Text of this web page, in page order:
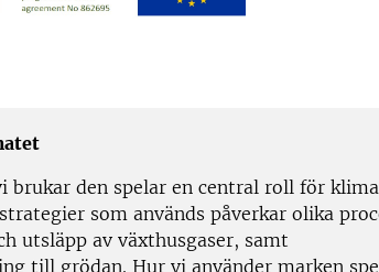
brukar den spelar en central roll för
som används påverkar olika
utsläpp av växthusgaser, samt
till grödan. Hur vi använder marken